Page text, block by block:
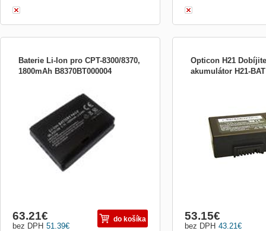
Baterie Li-Ion pro CPT-8300/8370,
1800mAh B8370BT000004
CipherLab 83xx. (1800mA). Obrázek je
pouze informativního charakteru.
51.39€
bez DPH
63.21€ do košíka
Opticon H21
akumulátor H21-BAT
43.21€
bez DPH
53.15€